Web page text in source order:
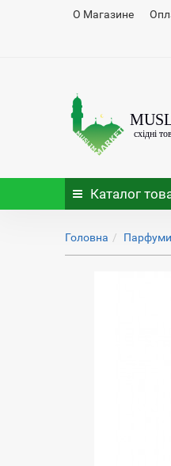
О Магазине
Каталог
Головна